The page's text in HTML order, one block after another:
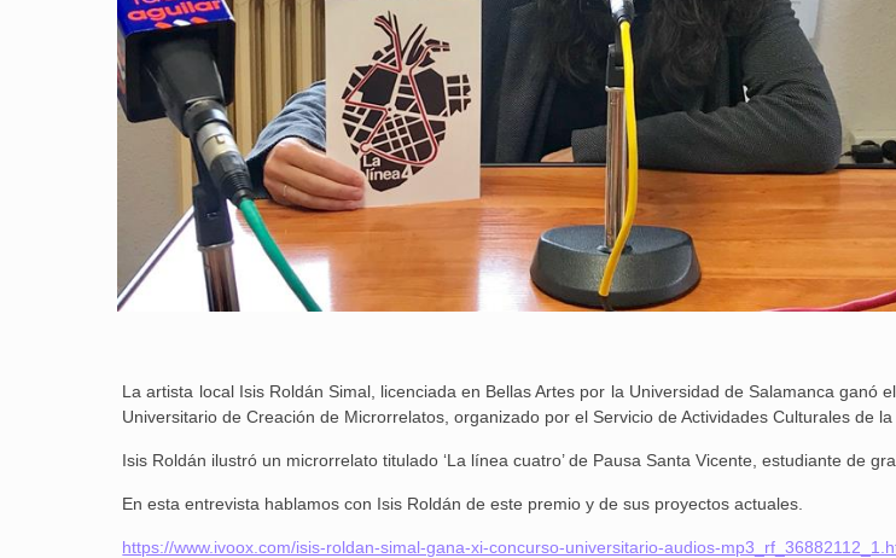
La artista local Isis Roldán Simal, licenciada en Bellas Artes por la Universidad de Salamanca ganó
Universitario de Creación de Microrrelatos, organizado por el Servicio de Actividades Culturales de la
Isis Roldán ilustró un microrrelato titulado ‘La línea cuatro’ de Pausa Santa Vicente, estudiante de
En esta entrevista hablamos con Isis Roldán de este premio y de sus proyectos actuales.
https://www.ivoox.com/isis-roldan-simal-gana-xi-concurso-universitario-audios-